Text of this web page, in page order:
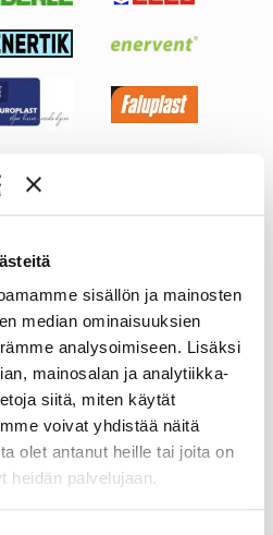
sisällön ja mainosten
median ominaisuuksien
analysoimiseen. Lisäksi
mainosalan ja analytiikka-
siitä, miten käytät
voivat yhdistää näitä
olet antanut heille tai joita on
heidän palvelujaan.